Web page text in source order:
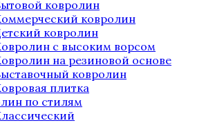
ковролин
ковролин
ковролин
с высоким ворсом
на резиновой основе
ковролин
плитка
по стилям